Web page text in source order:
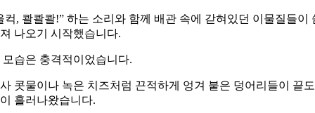
컥, 콸콸콸!” 하는 소리와 함께 배관 속에 갇혀있던 이물질들이
나오기 시작했습니다.
모습은 충격적이었습니다.
콧물이나 녹은 치즈처럼 끈적하게 엉겨 붙은 덩어리들이 끝도
흘러나왔습니다.